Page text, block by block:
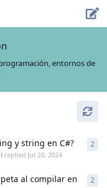
entornos de
y string en C#?
replied Jul 20, 2024
2
al compilar en
2